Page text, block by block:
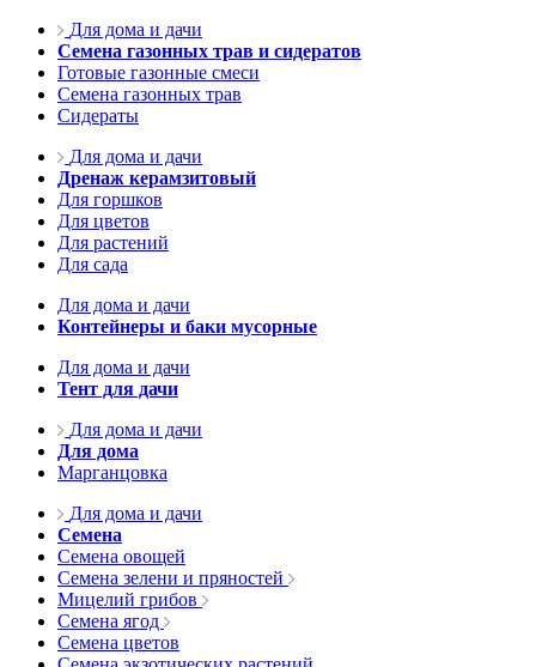
Для дома и дачи
Семена газонных трав и сидератов
Готовые газонные смеси
Семена газонных трав
Сидераты
Для дома и дачи
Дренаж керамзитовый
Для горшков
Для цветов
Для растений
Для сада
Для дома и дачи
Контейнеры и баки мусорные
Для дома и дачи
Тент для дачи
Для дома и дачи
Для дома
Марганцовка
Для дома и дачи
Семена
Семена овощей
Семена зелени и пряностей
Мицелий грибов
Семена ягод
Семена цветов